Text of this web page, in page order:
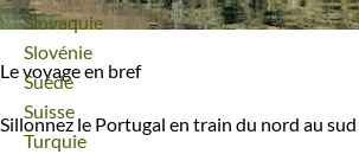
Voyage
Slovaquie
Voyage
Slovénie
Voyage
Suède
Voyage
Suisse
Voyage
Turquie
Le voyage en bref
Sillonnez le Portugal en train du nord au